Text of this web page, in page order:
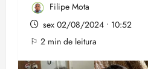
Filipe Mota
sex 02/08/2024 • 10:52
⚐ 2 min de leitura